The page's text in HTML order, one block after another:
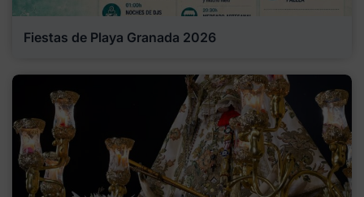
Fiestas de Playa Granada 2026